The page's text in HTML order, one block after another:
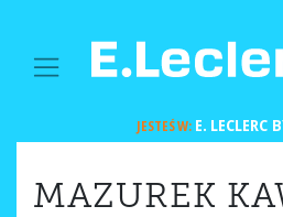
MAIN NAVIGATION
JESTEŚ W:E. LECLERC
MAZUREK